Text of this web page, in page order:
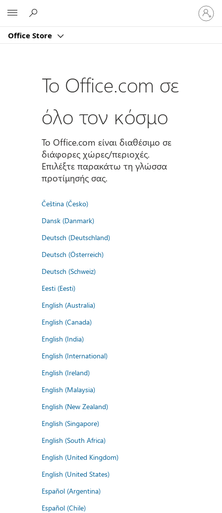
Office Store
Είσοδος
στον
Το Office.com σε
όλο τον κόσμο
Το Office.com είναι διαθέσιμο σε
διάφορες χώρες/περιοχές.
Επιλέξτε παρακάτω τη γλώσσα
προτίμησής σας.
Čeština (Česko)
Dansk (Danmark)
Deutsch (Deutschland)
Deutsch (Österreich)
Deutsch (Schweiz)
Eesti (Eesti)
English (Australia)
English (Canada)
English (India)
English (International)
English (Ireland)
English (Malaysia)
English (New Zealand)
English (Singapore)
English (South Africa)
English (United Kingdom)
English (United States)
Español (Argentina)
Español (Chile)